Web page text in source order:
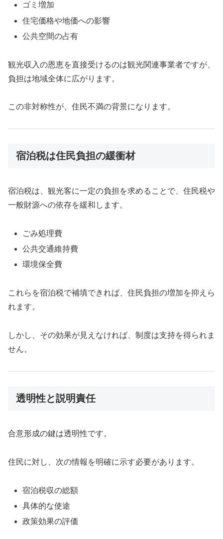
ゴミ増加
住宅価格や地価への影響
公共空間の占有
観光収入の恩恵を直接受けるのは観光関連事業者ですが、
負担は地域全体に広がります。
この非対称性が、住民不満の背景になります。
宿泊税は住民負担の緩衝材
宿泊税は、観光客に一定の負担を求めることで、住民税や
一般財源への依存を緩和します。
ごみ処理費
公共交通維持費
環境保全費
これらを宿泊税で補填できれば、住民負担の増加を抑えら
れます。
しかし、その効果が見えなければ、制度は支持を得られま
せん。
透明性と説明責任
合意形成の鍵は透明性です。
住民に対し、次の情報を明確に示す必要があります。
宿泊税収の総額
具体的な使途
政策効果の評価